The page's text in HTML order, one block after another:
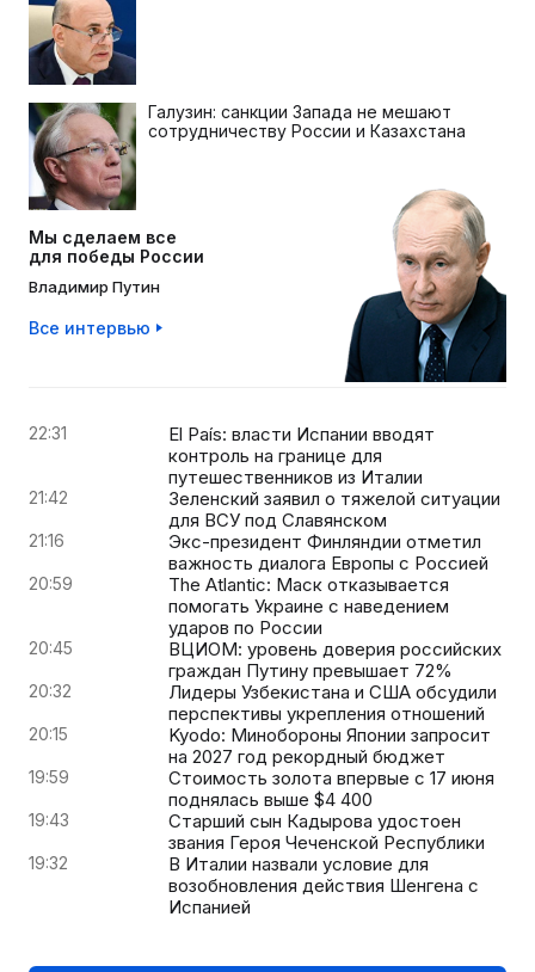
Галузин: санкции Запада не мешают
сотрудничеству России и Казахстана
Мы сделаем все
для победы России
Владимир Путин
Все интервью
22:31
El País: власти Испании вводят
контроль на границе для
путешественников из Италии
21:42
Зеленский заявил о тяжелой ситуации
для ВСУ под Славянском
21:16
Экс-президент Финляндии отметил
важность диалога Европы с Россией
20:59
The Atlantic: Маск отказывается
помогать Украине с наведением
ударов по России
20:45
ВЦИОМ: уровень доверия российских
граждан Путину превышает 72%
20:32
Лидеры Узбекистана и США обсудили
перспективы укрепления отношений
20:15
Kyodo: Минобороны Японии запросит
на 2027 год рекордный бюджет
19:59
Стоимость золота впервые с 17 июня
поднялась выше $4 400
19:43
Старший сын Кадырова удостоен
звания Героя Чеченской Республики
19:32
В Италии назвали условие для
возобновления действия Шенгена с
Испанией